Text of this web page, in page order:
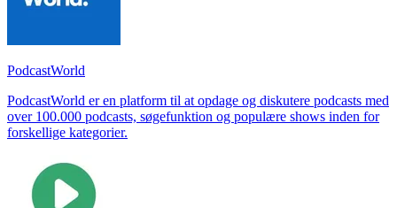
PodcastWorld
PodcastWorld er en platform til at opdage og diskutere podcasts med
over 100.000 podcasts, søgefunktion og populære shows inden for
forskellige kategorier.